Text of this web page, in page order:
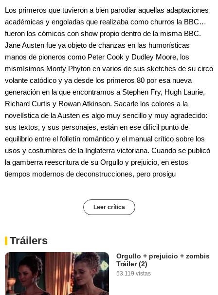
Los primeros que tuvieron a bien parodiar aquellas adaptaciones
académicas y engoladas que realizaba como churros la BBC…
fueron los cómicos con show propio dentro de la misma BBC.
Jane Austen fue ya objeto de chanzas en las humorísticas
manos de pioneros como Peter Cook y Dudley Moore, los
mismísimos Monty Phyton en varios de sus sketches de su circo
volante catódico y ya desde los primeros 80 por esa nueva
generación en la que encontramos a Stephen Fry, Hugh Laurie,
Richard Curtis y Rowan Atkinson. Sacarle los colores a la
novelística de la Austen es algo muy sencillo y muy agradecido:
sus textos, y sus personajes, están en ese difícil punto de
equilibrio entre el folletín romántico y el manual crítico sobre los
usos y costumbres de la Inglaterra victoriana. Cuando se publicó
la gamberra reescritura de su Orgullo y prejuicio, en estos
tiempos modernos de deconstrucciones, pero prosigu
Leer crítica
Tráilers
Orgullo + prejuicio + zombis
Tráiler (2)
53.119 vistas